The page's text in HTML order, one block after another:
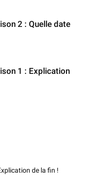
2 : Quelle date
1 : Explication
de la fin !